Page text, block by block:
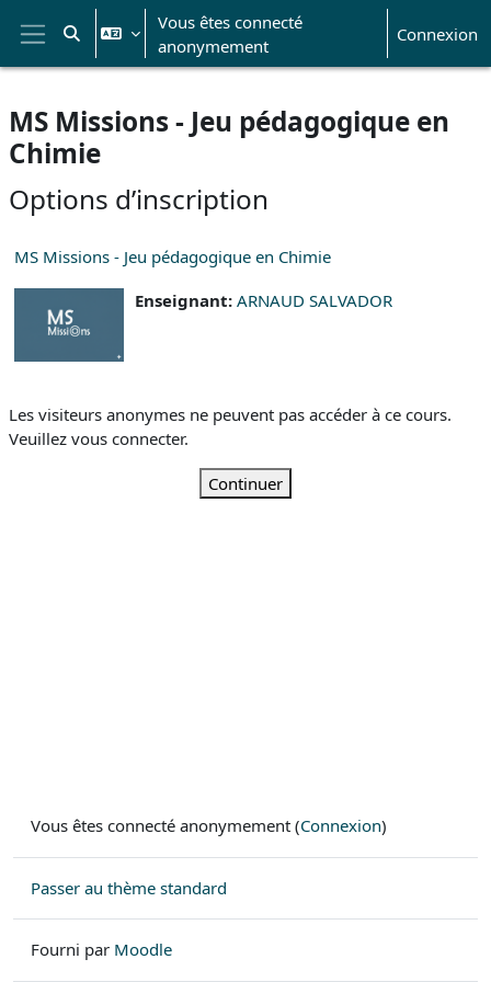
Passer au contenu principal
Panneau latéral
Activer/désactiver la saisie de recherche
Vous êtes connecté
anonymement
Connexion
MS Missions - Jeu pédagogique en
Chimie
Options d’inscription
MS Missions - Jeu pédagogique en Chimie
Enseignant: ARNAUD SALVADOR
Les visiteurs anonymes ne peuvent pas accéder à ce cours.
Veuillez vous connecter.
Continuer
Vous êtes connecté anonymement (Connexion)
Passer au thème standard
Fourni par Moodle